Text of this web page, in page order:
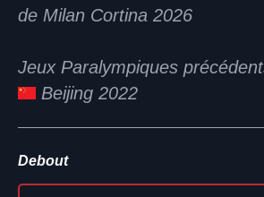
de Milan Cortina 2026
Jeux Paralympiques
Beijing 2022
Debout